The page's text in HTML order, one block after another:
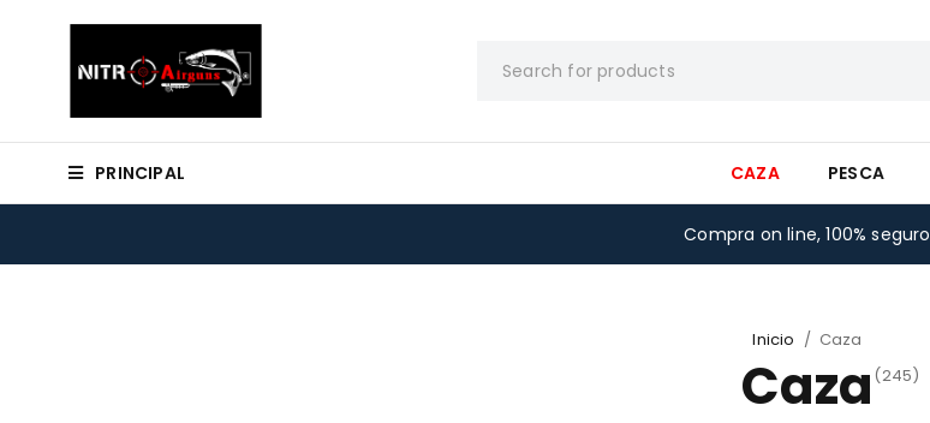
PRINCIPAL CAZA PESCA
Compra on line, 100% seguro
Inicio / Caza
Caza (245)